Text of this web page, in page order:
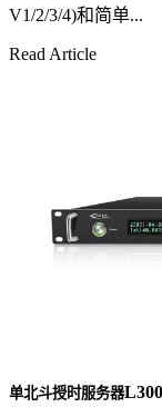
V1/2/3/4)和简单...
Read Article
单北斗授时服务器